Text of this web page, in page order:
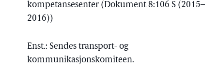
kompetansesenter (Dokument 8:106 S (2015–
2016))
Enst.: Sendes transport- og
kommunikasjonskomiteen.